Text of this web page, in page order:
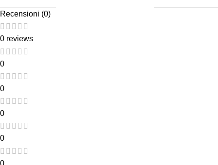
Recensioni (0)
0 reviews
0
0
0
0
0